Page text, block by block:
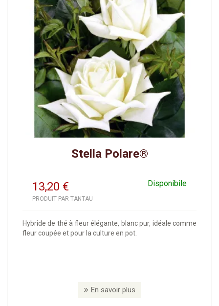
Stella Polare®
13,20 Disponibile
€
PRODUIT PAR TANTAU
Hybride de thé à fleur élégante, blanc pur, idéale comme
fleur coupée et pour la culture en pot.
En savoir plus